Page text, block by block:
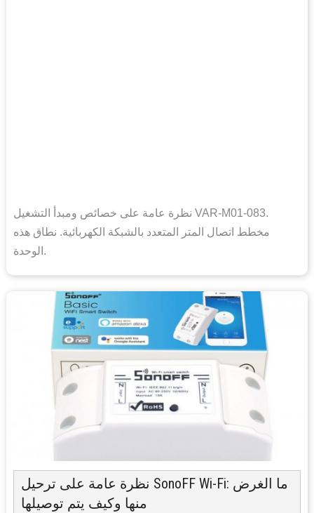
نظرة عامة على خصائص ومبدأ التشغيل VAR-M01-083.
مخطط اتصال المتر المتعدد بالشبكة الكهربائية. نطاق هذه
الوحدة.
نظرة عامة على ترحيل SonoFF Wi-Fi: ما الغرض
منها وكيف يتم توصيلها